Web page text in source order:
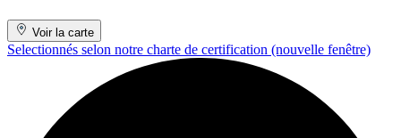
Voir la carte
Selectionnés selon notre charte de certification (nouvelle fenêtre)